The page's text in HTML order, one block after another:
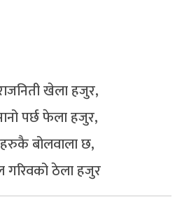
खेला हजुर,
पर्छ फेला हजुर,
हरुकै बोलवाला छ,
गरिवको ठेला हजुर